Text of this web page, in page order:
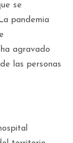
se
pandemia
agravado
las personas